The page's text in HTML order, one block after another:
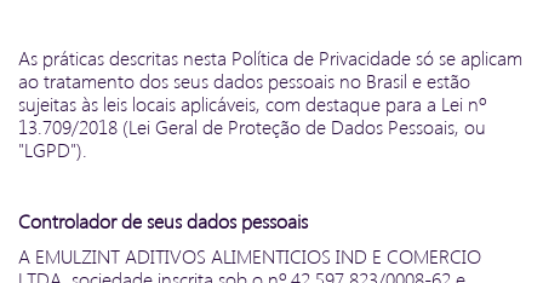
As práticas descritas nesta Política de Privacidade só se aplicam
ao tratamento dos seus dados pessoais no Brasil e estão
sujeitas às leis locais aplicáveis, com destaque para a Lei nº
13.709/2018 (Lei Geral de Proteção de Dados Pessoais, ou
"LGPD").
Controlador de seus dados pessoais
A EMULZINT ADITIVOS ALIMENTICIOS IND E COMERCIO